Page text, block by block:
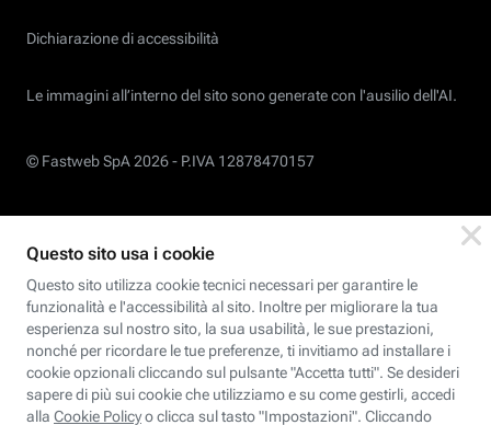
Dichiarazione di accessibilità
Le immagini all’interno del sito sono generate con l'ausilio dell'AI.
© Fastweb SpA 2026 - P.IVA 12878470157